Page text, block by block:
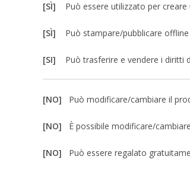
[SÌ] Può essere utilizzato per creare
[SÌ] Può stampare/pubblicare offline
[SI] Può trasferire e vendere i diritti
[NO] Può modificare/cambiare il
[NO] È possibile modificare/
[NO] Può essere regalato